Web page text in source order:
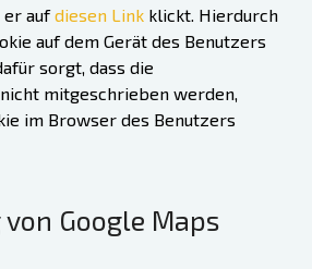
er aufdiesen Link klickt. Hierdurch
auf dem Gerät des Benutzers
sorgt, dass die
mitgeschrieben werden,
im Browser des Benutzers
Google Maps